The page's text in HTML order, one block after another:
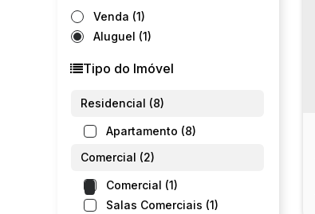
Venda (1)
Aluguel (1)
Tipo do Imóvel
Residencial (8)
Apartamento (8)
Comercial (2)
Comercial (1)
Salas Comerciais (1)